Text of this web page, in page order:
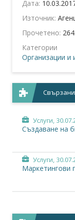
Дата:
Източник:
Прочетено:
Категории
Организации и
Услуги,
Създаване на
Услуги,
Маркетингови